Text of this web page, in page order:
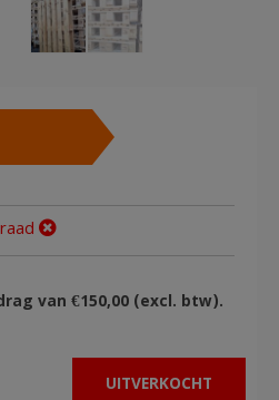
van €150,00 (excl. btw).
UITVERKOCHT